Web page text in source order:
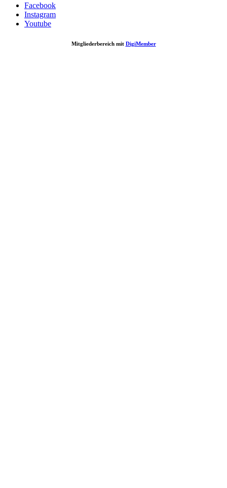
Facebook
Instagram
Youtube
Mitgliederbereich mit DigiMember